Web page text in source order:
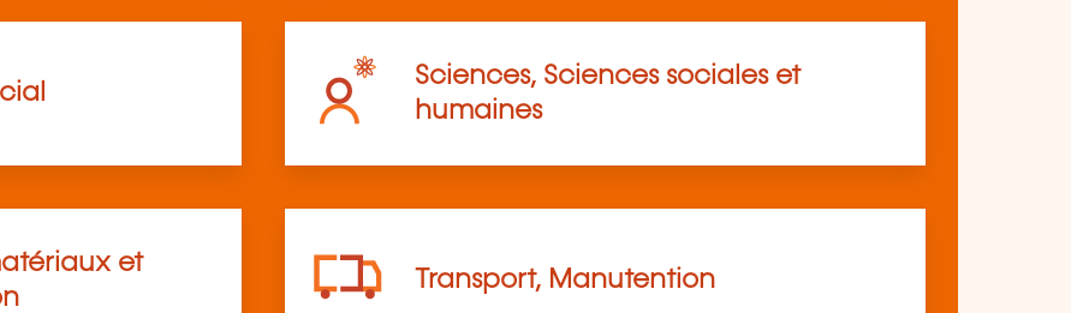
Sciences, Sciences sociales et
humaines
et
Transport, Manutention